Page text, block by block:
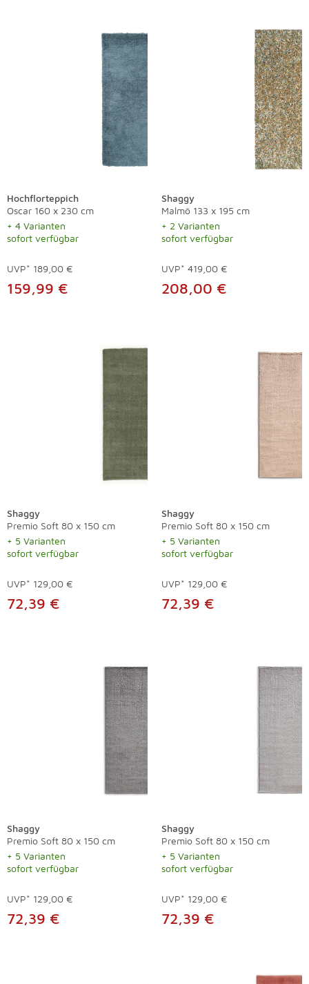
Hochflorteppich
Oscar 160 x 230 cm
+ 4 Varianten
sofort verfügbar
UVP* 189,00 €
159,99 €
Shaggy
Malmö 133 x 195 cm
+ 2 Varianten
sofort verfügbar
UVP* 419,00 €
208,00 €
Shaggy
Premio Soft 80 x 150 cm
+ 5 Varianten
sofort verfügbar
UVP* 129,00 €
72,39 €
Shaggy
Premio Soft 80 x 150 cm
+ 5 Varianten
sofort verfügbar
UVP* 129,00 €
72,39 €
Shaggy
Premio Soft 80 x 150 cm
+ 5 Varianten
sofort verfügbar
UVP* 129,00 €
72,39 €
Shaggy
Premio Soft 80 x 150 cm
+ 5 Varianten
sofort verfügbar
UVP* 129,00 €
72,39 €